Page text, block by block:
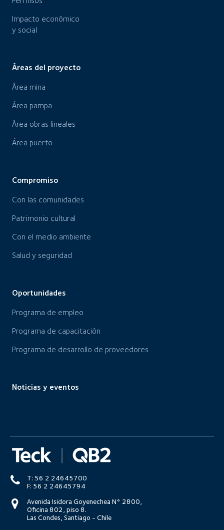
Impacto económico
y social
Áreas del proyecto
Área mina
Área pampa
Área obras lineales
Área puerto
Compromiso
Con las comunidades
Patrimonio cultural
Con el medio ambiente
Salud y seguridad
Oportunidades
Programa de empleo
Programa de capacitación
Programa de desarrollo de proveedores
Noticias y eventos
T: 56 2 24645700
F: 56 2 24645794
Avenida Isidora Goyenechea N° 2800,
Oficina 802, piso 8.
Las Condes, Santiago - Chile